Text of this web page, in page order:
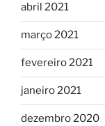
abril 2021
março 2021
fevereiro 2021
janeiro 2021
dezembro 2020